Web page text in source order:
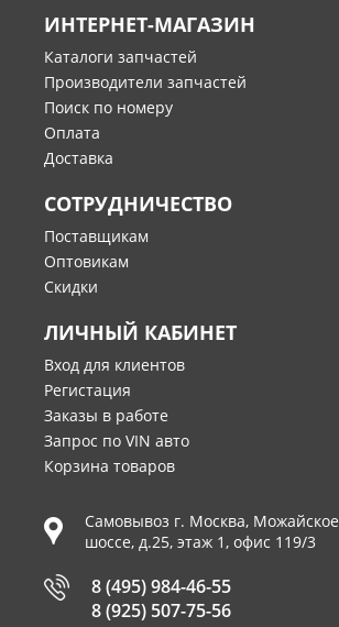
ИНТЕРНЕТ-МАГАЗИН
Каталоги запчастей
Производители запчастей
Поиск по номеру
Оплата
Доставка
СОТРУДНИЧЕСТВО
Поставщикам
Оптовикам
Скидки
ЛИЧНЫЙ КАБИНЕТ
Вход для клиентов
Регистация
Заказы в работе
Запрос по VIN авто
Корзина товаров
Самовывоз г. Москва, Можайское
шоссе, д.25, этаж 1, офис 119/3
8 (495) 984-46-55
8 (925) 507-75-56